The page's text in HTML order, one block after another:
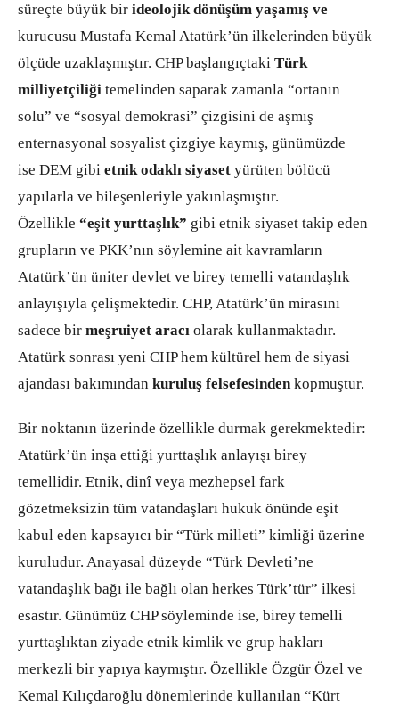
süreçte büyük bir ideolojik dönüşüm yaşamış ve
kurucusu Mustafa Kemal Atatürk’ün ilkelerinden büyük
ölçüde uzaklaşmıştır. CHP başlangıçtaki Türk
milliyetçiliği temelinden saparak zamanla “ortanın
solu” ve “sosyal demokrasi” çizgisini de aşmış
enternasyonal sosyalist çizgiye kaymış, günümüzde
ise DEM gibi etnik odaklı siyaset yürüten bölücü
yapılarla ve bileşenleriyle yakınlaşmıştır.
Özellikle “eşit yurttaşlık” gibi etnik siyaset takip eden
grupların ve PKK’nın söylemine ait kavramların
Atatürk’ün üniter devlet ve birey temelli vatandaşlık
anlayışıyla çelişmektedir. CHP, Atatürk’ün mirasını
sadece bir meşruiyet aracı olarak kullanmaktadır.
Atatürk sonrası yeni CHP hem kültürel hem de siyasi
ajandası bakımından kuruluş felsefesindenkopmuştur.
Bir noktanın üzerinde özellikle durmak gerekmektedir:
Atatürk’ün inşa ettiği yurttaşlık anlayışı birey
temellidir. Etnik, dinî veya mezhepsel fark
gözetmeksizin tüm vatandaşları hukuk önünde eşit
kabul eden kapsayıcı bir “Türk milleti” kimliği üzerine
kuruludur. Anayasal düzeyde “Türk Devleti’ne
vatandaşlık bağı ile bağlı olan herkes Türk’tür” ilkesi
esastır. Günümüz CHP söyleminde ise, birey temelli
yurttaşlıktan ziyade etnik kimlik ve grup hakları
merkezli bir yapıya kaymıştır. Özellikle Özgür Özel ve
Kemal Kılıçdaroğlu dönemlerinde kullanılan “Kürt